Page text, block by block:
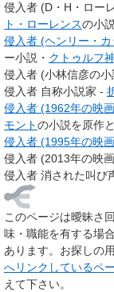
侵入者 (D・H・ロー
ト・ローレンスの小説
侵入者 (ヘンリー・
ー小説・ クトゥルフ
侵入者 (小林信彦の小
侵入者 自称小説家 -
侵入者 (1962年の映
モントの小説を原作と
侵入者 (1995年の映
侵入者 (2013年の映
侵入者 消された叫び
このページは曖昧さ
味・職能を有する場
あります。お探しの
へリンクしているペ
えて下さい。